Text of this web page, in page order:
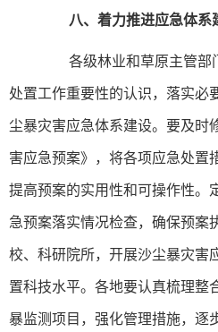
八、着力推进应急体系
各级林业和草原主管部
处置工作重要性的认识，落实必
尘暴灾害应急体系建设。要及时
害应急预案》，将各项应急处置
提高预案的实用性和可操作性。
急预案落实情况检查，确保预案
校、科研院所，开展沙尘暴灾害
置科技水平。各地要认真梳理整
暴监测项目，强化管理措施，逐